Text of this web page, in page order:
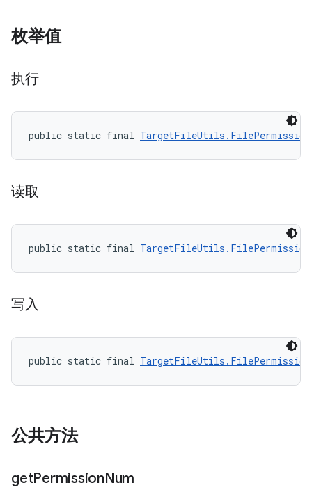
枚举值
执行
public static final TargetFileUtils.FilePermission
读取
public static final TargetFileUtils.FilePermission
写入
public static final TargetFileUtils.FilePermission
公共方法
getPermissionNum